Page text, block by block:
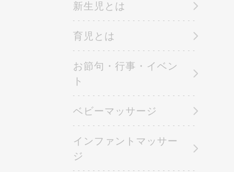
新生児とは
育児とは
お節句・行事・イベン
ト
ベビーマッサージ
インファントマッサー
ジ